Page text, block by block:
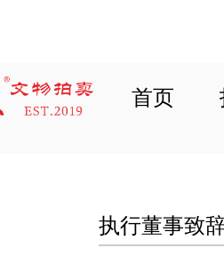
首页
执行董事致